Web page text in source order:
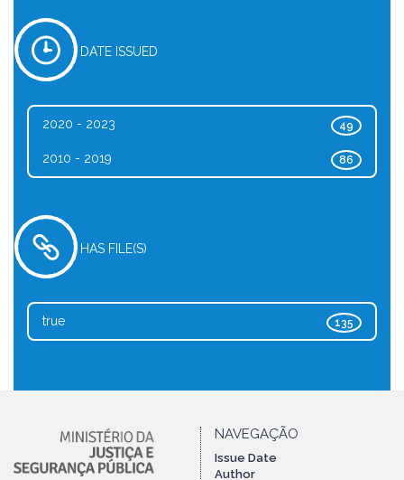
DATE ISSUED
49
2020 - 2023
86
2010 - 2019
HAS FILE(S)
135
true
NAVEGAÇÃO
Issue Date
Author